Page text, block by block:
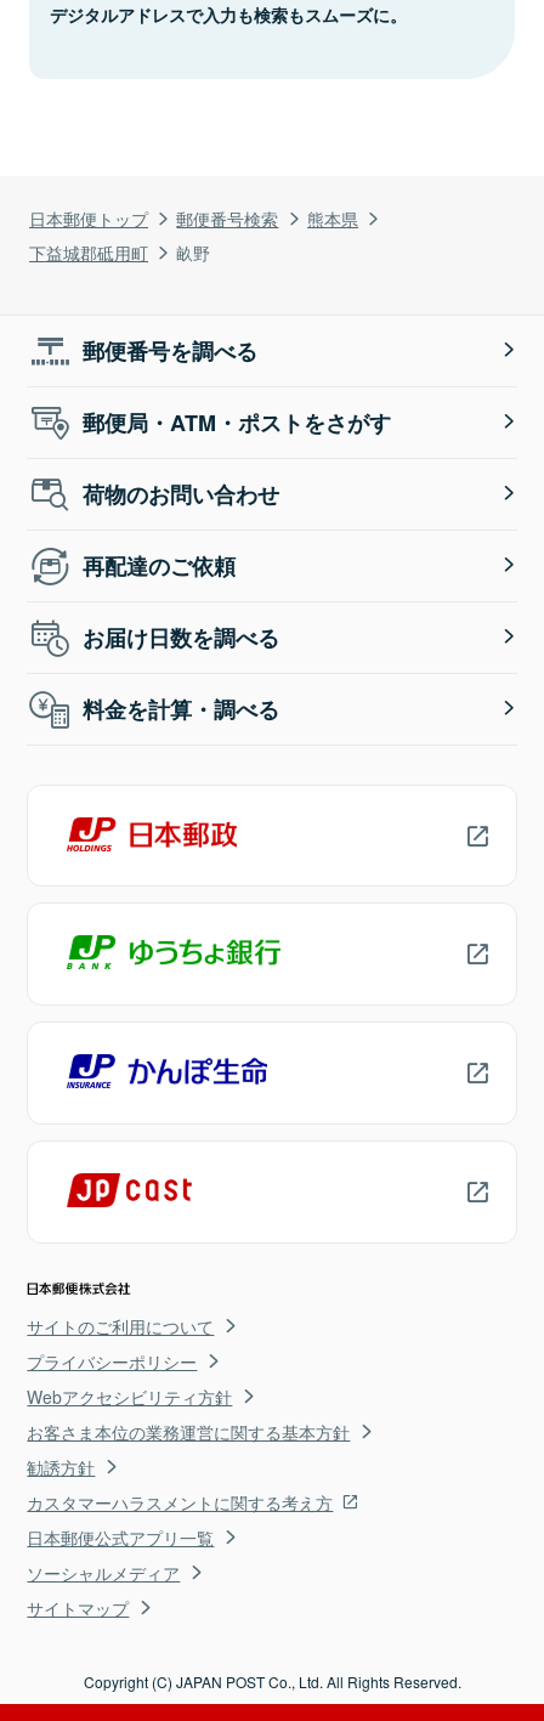
日本郵便トップ 郵便番号検索
熊本県
下益城郡砥用町
畝野
デジタルアドレスで入力も検索もスムーズに。
郵便番号を調べる
郵便局・ATM・ポストをさがす
荷物のお問い合わせ
再配達のご依頼
お届け日数を調べる
料金を計算・調べる
サイトのご利用について
プライバシーポリシー
Webアクセシビリティ方針
お客さま本位の業務運営に関する基本方針
勧誘方針
カスタマーハラスメントに関する考え方
日本郵便公式アプリ一覧
ソーシャルメディア
サイトマップ
Copyright (C) JAPAN POST Co., Ltd. All Rights Reserved.